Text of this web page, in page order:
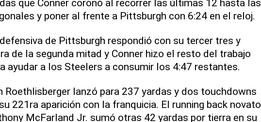
que Conner coronó al recorrer las últimas 12 hasta las
y poner al frente a Pittsburgh con 6:24 en el reloj.
de Pittsburgh respondió con su tercer tres y
de la segunda mitad y Conner hizo el resto del trabajo
ayudar a los Steelers a consumir los 4:47 restantes.
Roethlisberger lanzó para 237 yardas y dos touchdowns
221ra aparición con la franquicia. El running back novato
McFarland Jr. sumó otras 42 yardas por tierra en su